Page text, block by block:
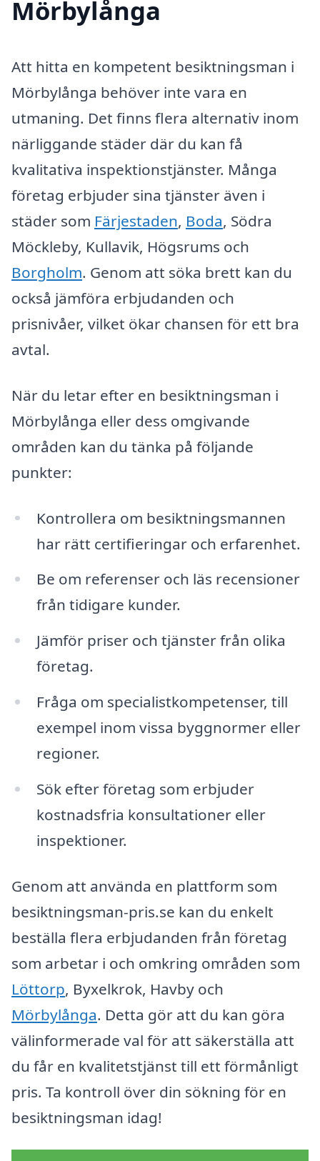
Mörbylånga
Att hitta en kompetent besiktningsman i
Mörbylånga behöver inte vara en
utmaning. Det finns flera alternativ inom
närliggande städer där du kan få
kvalitativa inspektionstjänster. Många
företag erbjuder sina tjänster även i
städer som Färjestaden, Boda, Södra
Möckleby, Kullavik, Högsrums och
Borgholm. Genom att söka brett kan du
också jämföra erbjudanden och
prisnivåer, vilket ökar chansen för ett bra
avtal.
När du letar efter en besiktningsman i
Mörbylånga eller dess omgivande
områden kan du tänka på följande
punkter:
Kontrollera om besiktningsmannen
har rätt certifieringar och erfarenhet.
Be om referenser och läs recensioner
från tidigare kunder.
Jämför priser och tjänster från olika
företag.
Fråga om specialistkompetenser, till
exempel inom vissa byggnormer eller
regioner.
Sök efter företag som erbjuder
kostnadsfria konsultationer eller
inspektioner.
Genom att använda en plattform som
besiktningsman-pris.se kan du enkelt
beställa flera erbjudanden från företag
som arbetar i och omkring områden som
Löttorp, Byxelkrok, Havby och
Mörbylånga. Detta gör att du kan göra
välinformerade val för att säkerställa att
du får en kvalitetstjänst till ett förmånligt
pris. Ta kontroll över din sökning för en
besiktningsman idag!